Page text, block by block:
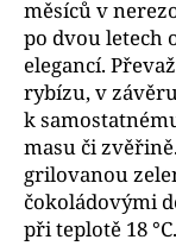
měsíců v
po dvou letech
elegancí.
rybízu, v
k
masu či zvěřině.
grilovanou
čokoládovými
při teplotě 18
D
o
p
o
r
u
č
u